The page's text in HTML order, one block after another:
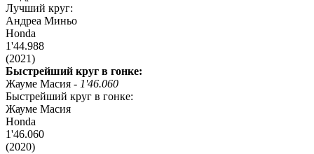
Лучший круг:
Андреа Миньо
Honda
1'44.988
(2021)
Быстрейший круг в гонке:
Жауме Масия - 1'46.060
Быстрейший круг в гонке:
Жауме Масия
Honda
1'46.060
(2020)